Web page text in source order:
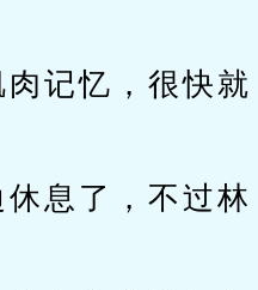
记忆，很快就
息了，不过林